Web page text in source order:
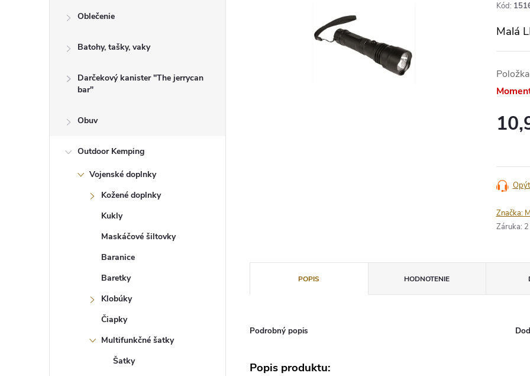
Oblečenie
Batohy, tašky, vaky
Darčekový kanister "The jerrycan
bar"
Obuv
Outdoor Kemping
Vojenské doplnky
Kožené doplnky
Kukly
Maskáčové šiltovky
Baranice
Baretky
Klobúky
Čiapky
Multifunkčné šatky
Šatky
Kód:
Malá
Značka:
Záruka:
POPIS HODNOTENIE
Podrobný popis
Popis produktu: